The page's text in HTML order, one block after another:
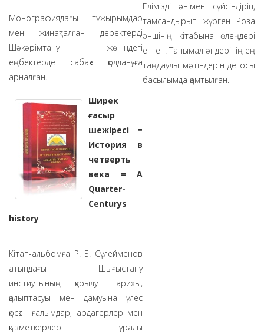
Монографиядағы тұжырымдар
мен жинақталған деректерді
Шәкәрімтану жөніндегі
еңбектерде сабаққа қолдануға
арналған.
Елімізді әнімен сүйсіндіріп,
тамсандырып жүрген Роза
әншінің кітабына өлеңдері
енген. Танымал әндерінің ең
таңдаулы мәтіндерін де осы
басылымда қамтылған.
Ширек
ғасыр
шежіресі =
История в
четверть
века = A
Quarter-
Centurys
history
Кітап-альбомға Р. Б. Сүлейменов
атындағы Шығыстану
инстиутының құрылу тарихы,
қалыптасуы мен дамуына үлес
қосқан ғалымдар, ардагерлер мен
қызметкерлер туралы